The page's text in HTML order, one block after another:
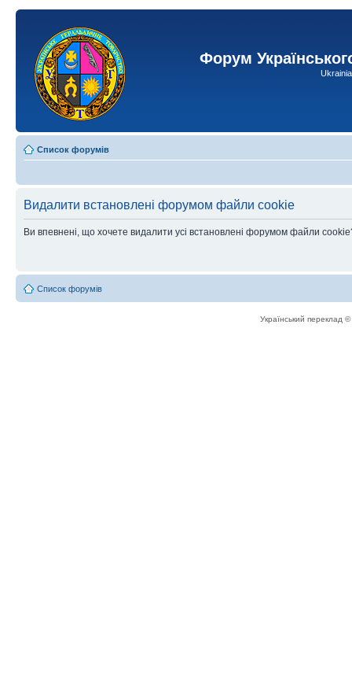
Форум
Список форумів
Видалити встановлені форумом файли cookie
Ви впевнені, що хочете видалити усі встановлені форумом файли
Список форумів
Український переклад